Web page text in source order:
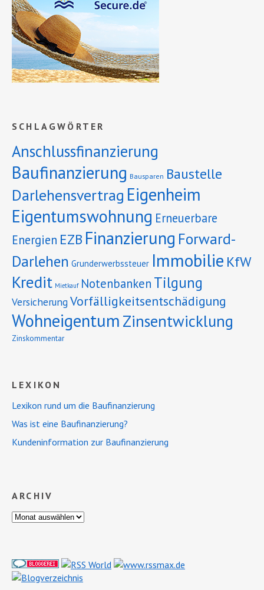
SCHLAGWÖRTER
Anschlussfinanzierung
Baufinanzierung Bausparen Baustelle
Darlehensvertrag Eigenheim
Eigentumswohnung Erneuerbare
Energien EZB Finanzierung Forward-
Darlehen Grunderwerbssteuer Immobilie KfW
Kredit Mietkauf Notenbanken Tilgung
VersicherungVorfälligkeitsentschädigung
Wohneigentum Zinsentwicklung
Zinskommentar
LEXIKON
Lexikon rund um die Baufinanzierung
Was ist eine Baufinanzierung?
Kundeninformation zur Baufinanzierung
ARCHIV